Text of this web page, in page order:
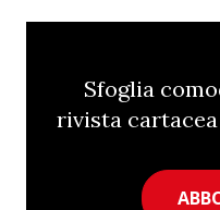
Sfoglia
rivista